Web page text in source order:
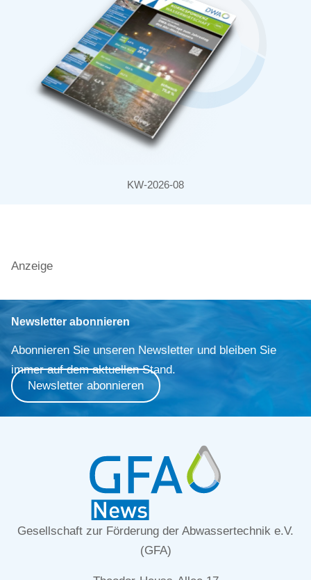
KW-2026-08
Anzeige
Newsletter abonnieren
Abonnieren Sie unseren Newsletter und bleiben Sie
immer auf dem aktuellen Stand.
Newsletter abonnieren
Gesellschaft zur Förderung der Abwassertechnik e.V.
(GFA)